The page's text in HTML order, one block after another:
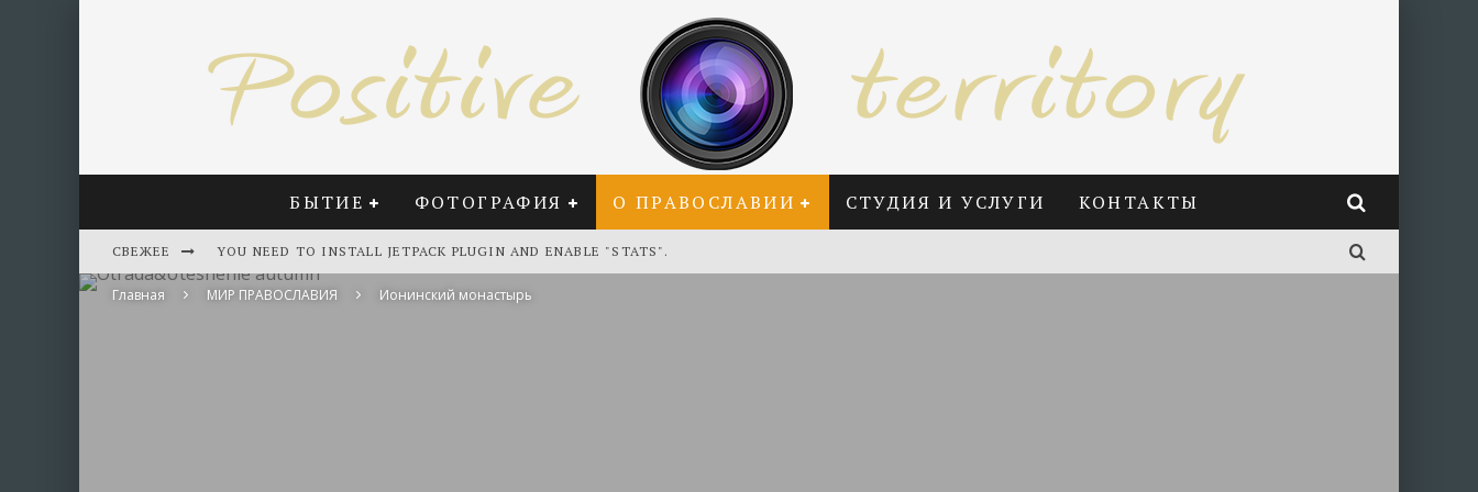
БЫТИЕ ФОТОГРАФИЯ О ПРАВОСЛАВИИ СТУДИЯ И УСЛУГИ КОНТАКТЫ
СВЕЖЕЕ YOU NEED TO INSTALL JETPACK PLUGIN AND ENABLE "STATS".
Главная МИР ПРАВОСЛАВИЯ Ионинский монастырь